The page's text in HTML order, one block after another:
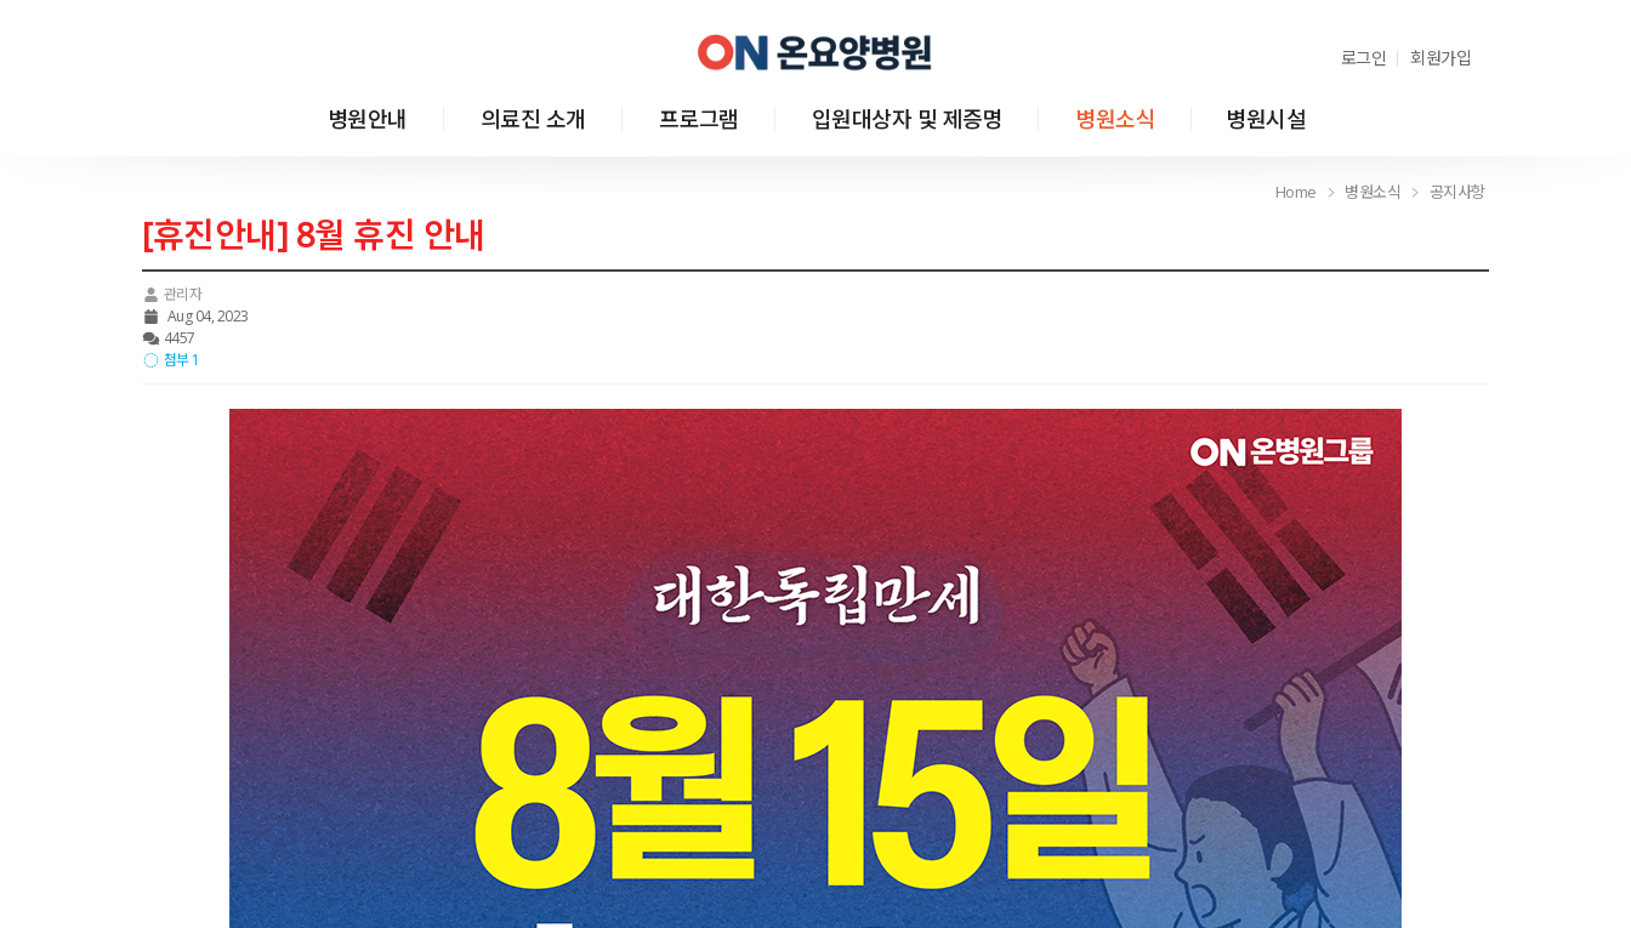
로그인 회원가입
병원안내 의료진 소개 프로그램 입원대상자 및 제증명 병원소식 병원시설
Home
Home 병원소식 공지사항
[휴진안내] 8월 휴진 안내
관리자
Aug 04, 2023
4457
첨부 1